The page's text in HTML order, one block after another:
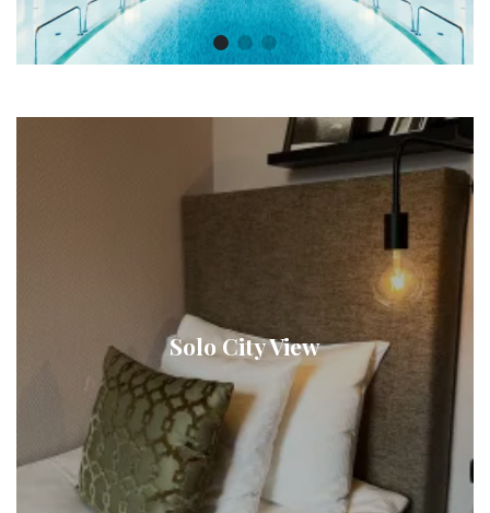
Solo City View